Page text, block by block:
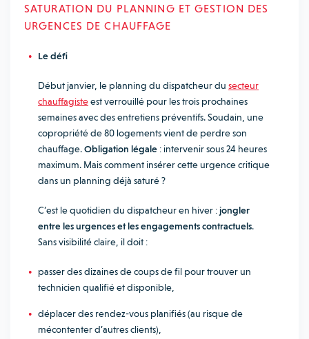
SATURATION DU PLANNING ET GESTION DES
URGENCES DE CHAUFFAGE
Le défi
Début janvier, le planning du dispatcheur du secteur
chauffagisteest verrouillé pour les trois prochaines
semaines avec des entretiens préventifs. Soudain, une
copropriété de 80 logements vient de perdre son
chauffage.Obligation légale : intervenir sous 24 heures
maximum. Mais comment insérer cette urgence critique
dans un planning déjà saturé ?
C’est le quotidien du dispatcheur en hiver :jongler
entre les urgences et les engagements contractuels.
Sans visibilité claire, il doit :
passer des dizaines de coups de fil pour trouver un
technicien qualifié et disponible,
déplacer des rendez-vous planifiés (au risque de
mécontenter d’autres clients),